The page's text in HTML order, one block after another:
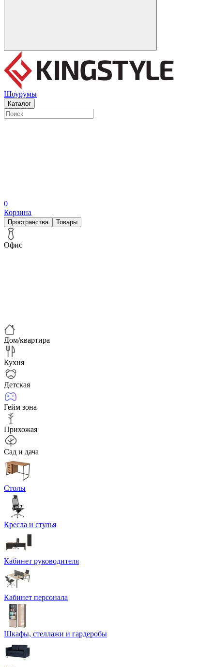
Шоурумы
Каталог
0
Корзина
Пространства Товары
Офис
Дом/квартира
Кухня
Детская
Гейм зона
Прихожая
Сад и дача
Столы
Кресла и стулья
Кабинет руководителя
Кабинет персонала
Шкафы, стеллажи и гардеробы